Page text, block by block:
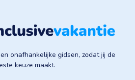
onafhankelijke gidsen, zodat jij de
keuze maakt.